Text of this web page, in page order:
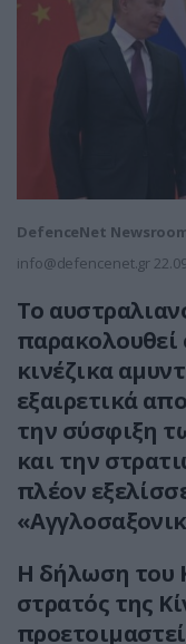
DefenceNet
info@defencenet.gr
Το
παρακολουθεί
κινέζικα
εξαιρετικά
την σύσφιξη
και την
πλέον
Η δήλωση του
στρατός της